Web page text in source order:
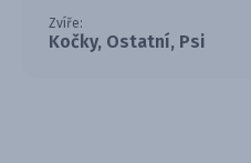
Zvíře:
Kočky, Ostatní, Psi